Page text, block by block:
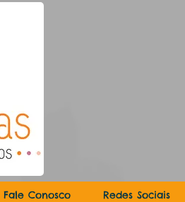
Fale Conosco Redes Sociais